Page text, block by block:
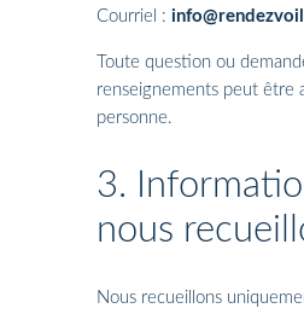
Courriel :
Toute question ou
renseignements peut être
personne.
3.
nous
Nous recueillons